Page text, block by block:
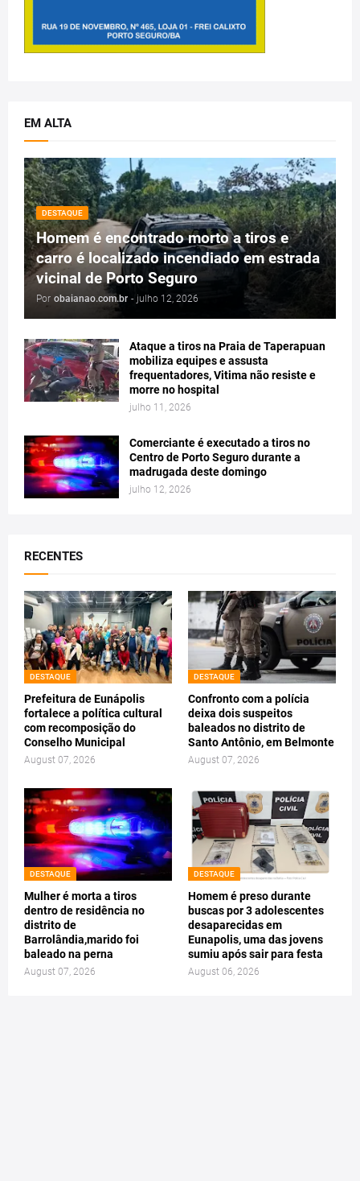
EM ALTA
DESTAQUE
Homem é encontrado morto a tiros e
carro é localizado incendiado em estrada
vicinal de Porto Seguro
Por obaianao.com.br - julho 12, 2026
Ataque a tiros na Praia de Taperapuan
mobiliza equipes e assusta
frequentadores, Vitima não resiste e
morre no hospital
julho 11, 2026
Comerciante é executado a tiros no
Centro de Porto Seguro durante a
madrugada deste domingo
julho 12, 2026
RECENTES
DESTAQUE
Prefeitura de Eunápolis
fortalece a política cultural
com recomposição do
Conselho Municipal
August 07, 2026
DESTAQUE
Confronto com a polícia
deixa dois suspeitos
baleados no distrito de
Santo Antônio, em Belmonte
August 07, 2026
DESTAQUE
Mulher é morta a tiros
dentro de residência no
distrito de
Barrolândia,marido foi
baleado na perna
August 07, 2026
DESTAQUE
Homem é preso durante
buscas por 3 adolescentes
desaparecidas em
Eunapolis, uma das jovens
sumiu após sair para festa
August 06, 2026